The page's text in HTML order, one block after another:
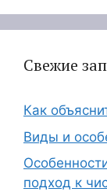
Свежие
Как
Виды и
подход к